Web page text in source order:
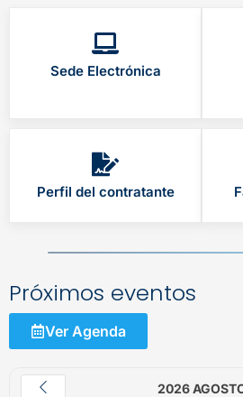
Sede Electrónica
Perfil del contratante
Próximos eventos
Ver Agenda
2026